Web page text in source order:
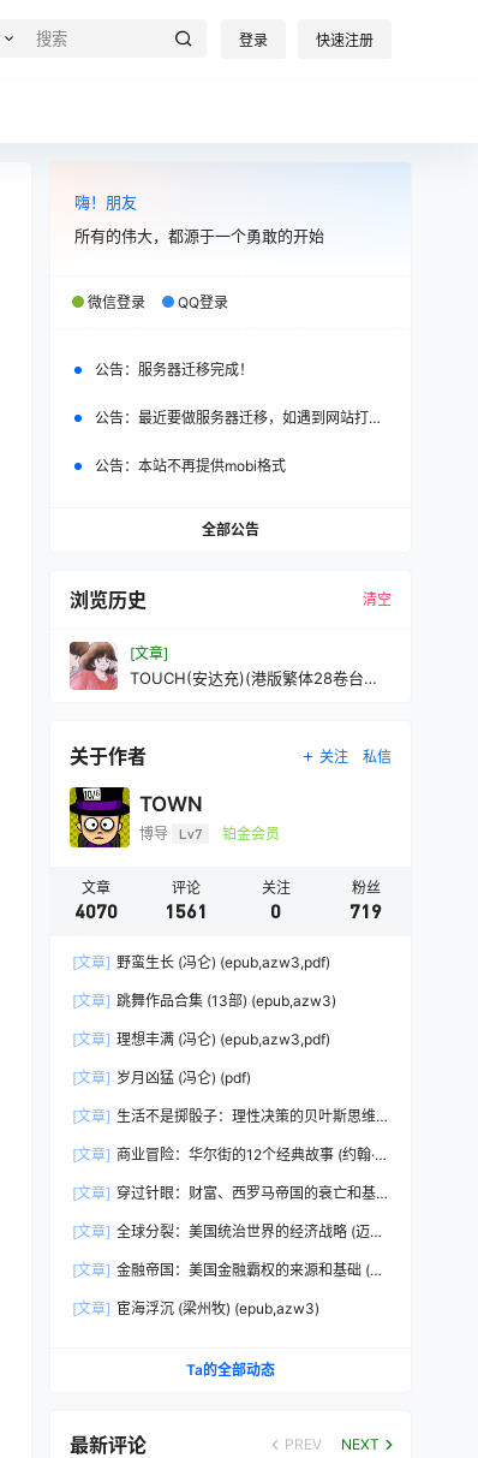
登录 快速注册
嗨！朋友
所有的伟大，都源于一个勇敢的开始
微信登录 QQ登录
公告： 服务器迁移完成！
公告： 最近要做服务器迁移，如遇到网站打不开，请改日再试。
公告： 本站不再提供mobi格式
全部公告
浏览历史 清空
[文章]
TOUCH(安达充)(港版繁体28卷台版
关于作者 关注 私信
TOWN
博导 Lv7 铂金会员
文章
4070
评论
1561
关注
0
粉丝
719
[文章] 野蛮生长 (冯仑) (epub,azw3,pdf)
[文章] 跳舞作品合集 (13部) (epub,azw3)
[文章] 理想丰满 (冯仑) (epub,azw3,pdf)
[文章] 岁月凶猛 (冯仑) (pdf)
[文章] 生活不是掷骰子：理性决策的贝叶斯思维
[文章] 商业冒险：华尔街的12个经典故事 (约翰·布
[文章] 穿过针眼：财富、西罗马帝国的衰亡和基
(epub,azw3,pdf)
[文章] 全球分裂：美国统治世界的经济战略 (迈克
[文章] 金融帝国：美国金融霸权的来源和基础 (迈
[文章] 宦海浮沉 (梁州牧) (epub,azw3)
Ta的全部动态
最新评论 PREV NEXT